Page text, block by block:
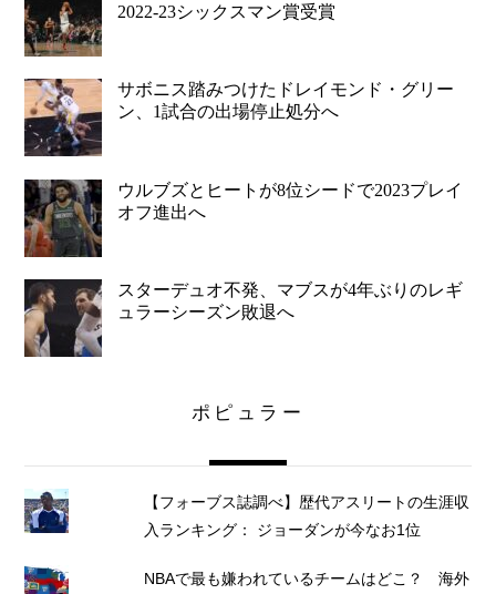
2022-23シックスマン賞受賞
サボニス踏みつけたドレイモンド・グリー
ン、1試合の出場停止処分へ
ウルブズとヒートが8位シードで2023プレイ
オフ進出へ
スターデュオ不発、マブスが4年ぶりのレギ
ュラーシーズン敗退へ
ポピュラー
【フォーブス誌調べ】歴代アスリートの生涯収
入ランキング： ジョーダンが今なお1位
NBAで最も嫌われているチームはどこ？ 海外